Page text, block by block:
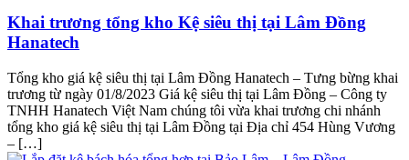
Khai trương tổng kho Kệ siêu thị tại Lâm Đồng
Hanatech
Tổng kho giá kệ siêu thị tại Lâm Đồng Hanatech – Tưng bừng khai
trương từ ngày 01/8/2023 Giá kệ siêu thị tại Lâm Đồng – Công ty
TNHH Hanatech Việt Nam chúng tôi vừa khai trương chi nhánh
tổng kho giá kệ siêu thị tại Lâm Đồng tại Địa chỉ 454 Hùng Vương
– […]